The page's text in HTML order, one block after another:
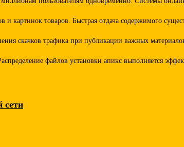
и картинок товаров. Быстрая отдача содержимого
скачков трафика при публикации важных
файлов установки апикс выполняется
сети